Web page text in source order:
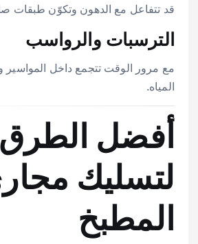
قد تتفاعل مع الدهون وتكوّن طبقات
الترسبات والرواسب
مع مرور الوقت تتجمع داخل المواسير
المياه.
أفضل الطرق
لتسليك
المطبخ